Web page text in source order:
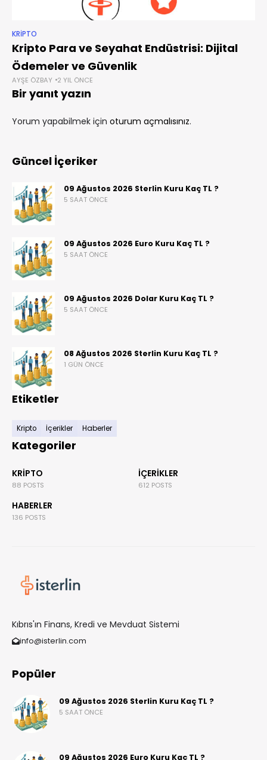
KRIPTO
Kripto Para ve Seyahat Endüstrisi: Dijital
Ödemeler ve Güvenlik
AYŞE ÖZBAY 2 YIL ÖNCE
Bir yanıt yazın
Yorum yapabilmek için oturum açmalısınız.
Güncel İçeriker
09 Ağustos 2026 Sterlin Kuru Kaç TL ?
5 SAAT ÖNCE
09 Ağustos 2026 Euro Kuru Kaç TL ?
5 SAAT ÖNCE
09 Ağustos 2026 Dolar Kuru Kaç TL ?
5 SAAT ÖNCE
08 Ağustos 2026 Sterlin Kuru Kaç TL ?
1 GÜN ÖNCE
Etiketler
Kripto İçerikler Haberler
Kategoriler
KRIPTO
88 POSTS
İÇERIKLER
612 POSTS
HABERLER
136 POSTS
Kıbrıs'ın Finans, Kredi ve Mevduat Sistemi
info@isterlin.com
Popüler
09 Ağustos 2026 Sterlin Kuru Kaç TL ?
5 SAAT ÖNCE
09 Ağustos 2026 Euro Kuru Kaç TL ?